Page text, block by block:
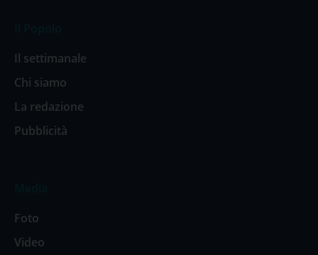
Il settimanale
Chi siamo
La redazione
Pubblicità
Foto
Video